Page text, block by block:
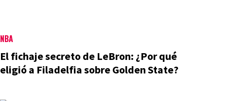
NBA
El fichaje secreto de LeBron: ¿Por qué
eligió a Filadelfia sobre Golden State?